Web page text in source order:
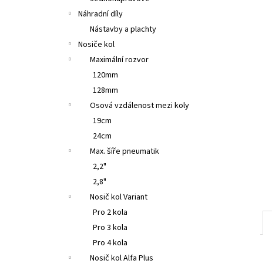
Náhradní díly
Nástavby a plachty
Nosiče kol
Maximální rozvor
120mm
128mm
Osová vzdálenost mezi koly
19cm
24cm
Max. šíře pneumatik
2,2"
2,8"
Nosič kol Variant
Pro 2 kola
Pro 3 kola
Pro 4 kola
Nosič kol Alfa Plus
50 990 Kč